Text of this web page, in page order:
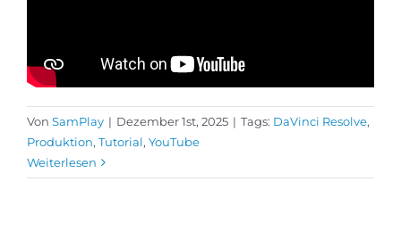
Von SamPlay | Dezember 1st, 2025 | Tags: DaVinci Resolve,
Produktion, Tutorial, YouTube
Weiterlesen